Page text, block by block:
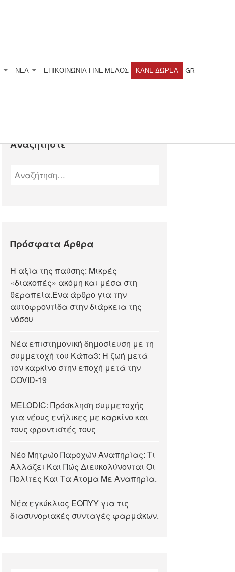
ΝΕΑ ΕΠΙΚΟΙΝΩΝΙΑ ΓΊΝΕ ΜΈΛΟΣ ΚΆΝΕ ΔΩΡΕΆ GR
Αναζητήστε
Πρόσφατα Άρθρα
Η αξία της παύσης: Μικρές
«διακοπές» ακόμη και μέσα στη
θεραπεία.Ένα άρθρο για την
αυτοφροντίδα στην διάρκεια της
νόσου
Νέα επιστημονική δημοσίευση με τη
συμμετοχή του Κάπα3: Η ζωή μετά
τον καρκίνο στην εποχή μετά την
COVID-19
MELODIC: Πρόσκληση συμμετοχής
για νέους ενήλικες με καρκίνο και
τους φροντιστές τους
Νέο Μητρώο Παροχών Αναπηρίας: Τι
Αλλάζει Και Πώς Διευκολύνονται Οι
Πολίτες Και Τα Άτομα Με Αναπηρία.
Νέα εγκύκλιος ΕΟΠΥΥ για τις
διασυνοριακές συνταγές φαρμάκων.